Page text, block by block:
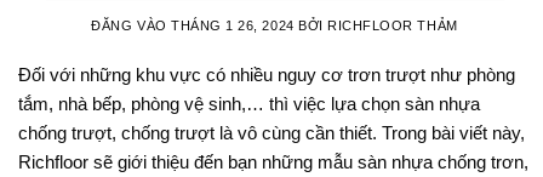
ĐĂNG VÀOTHÁNG 1 26, 2024 BỞI RICHFLOOR THẢM
Đối với những khu vực có nhiều nguy cơ trơn trượt như phòng
tắm, nhà bếp, phòng vệ sinh,… thì việc lựa chọn sàn nhựa
chống trượt, chống trượt là vô cùng cần thiết. Trong bài viết này,
Richfloor sẽ giới thiệu đến bạn những mẫu sàn nhựa chống trơn,